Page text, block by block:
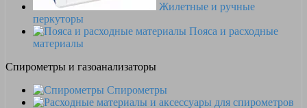
Жилетные и ручные
перкуторы
Пояса и расходные
материалы
Спирометры и газоанализаторы
Спирометры